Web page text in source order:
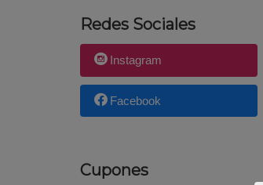
Redes Sociales
Instagram
Facebook
Cupones